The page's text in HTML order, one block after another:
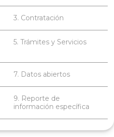
3. Contratación
5. Trámites y Servicios
7. Datos abiertos
9. Reporte de
información específica